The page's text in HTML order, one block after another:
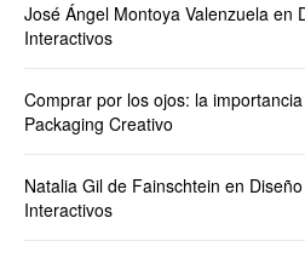
José Ángel Montoya Valenzuela en
Interactivos
Comprar por los ojos: la
Packaging Creativo
Natalia Gil de Fainschtein en
Interactivos